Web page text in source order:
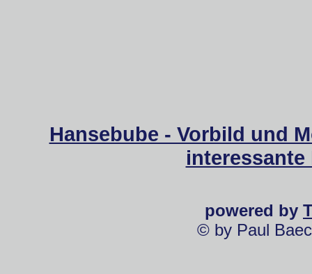
Hansebube - Vorbild und
powered by
© by Paul